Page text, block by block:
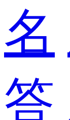
名
答